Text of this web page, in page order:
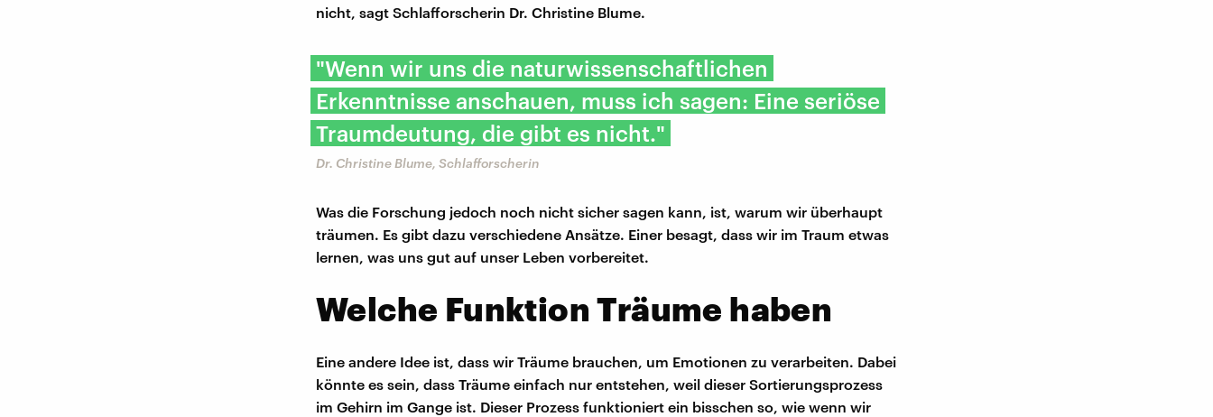
nicht, sagt Schlafforscherin Dr. Christine Blume.
"Wenn wir uns die naturwissenschaftlichen
Erkenntnisse anschauen, muss ich sagen: Eine seriöse
Traumdeutung, die gibt es nicht."
Dr. Christine Blume, Schlafforscherin
Was die Forschung jedoch noch nicht sicher sagen kann, ist, warum wir überhaupt
träumen. Es gibt dazu verschiedene Ansätze. Einer besagt, dass wir im Traum etwas
lernen, was uns gut auf unser Leben vorbereitet.
Welche Funktion Träume haben
Eine andere Idee ist, dass wir Träume brauchen, um Emotionen zu verarbeiten. Dabei
könnte es sein, dass Träume einfach nur entstehen, weil dieser Sortierungsprozess
im Gehirn im Gange ist. Dieser Prozess funktioniert ein bisschen so, wie wenn wir